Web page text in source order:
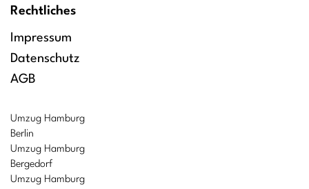
Rechtliches
Impressum
Datenschutz
AGB
Umzug Hamburg
Berlin
Umzug Hamburg
Bergedorf
Umzug Hamburg